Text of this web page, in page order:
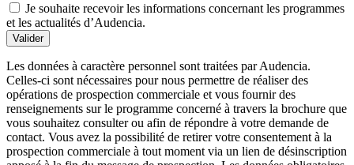
Je souhaite recevoir les informations concernant les programmes
et les actualités d’Audencia.
Valider
Les données à caractère personnel sont traitées par Audencia.
Celles-ci sont nécessaires pour nous permettre de réaliser des
opérations de prospection commerciale et vous fournir des
renseignements sur le programme concerné à travers la brochure que
vous souhaitez consulter ou afin de répondre à votre demande de
contact. Vous avez la possibilité de retirer votre consentement à la
prospection commerciale à tout moment via un lien de désinscription